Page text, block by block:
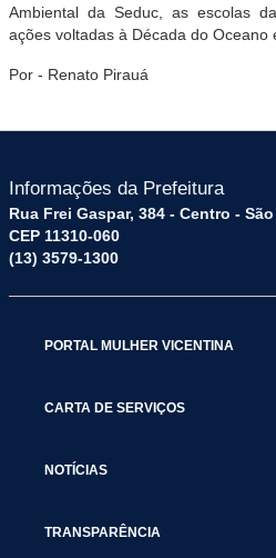
Ambiental da Seduc, as escolas
ações voltadas à Década do Oceano
Por - Renato Pirauá
Informações da Prefeitura
Rua Frei Gaspar, 384 - Centro -
CEP 11310-060
(13) 3579-1300
PORTAL MULHER VICENTINA
CARTA DE SERVIÇOS
NOTÍCIAS
TRANSPARÊNCIA